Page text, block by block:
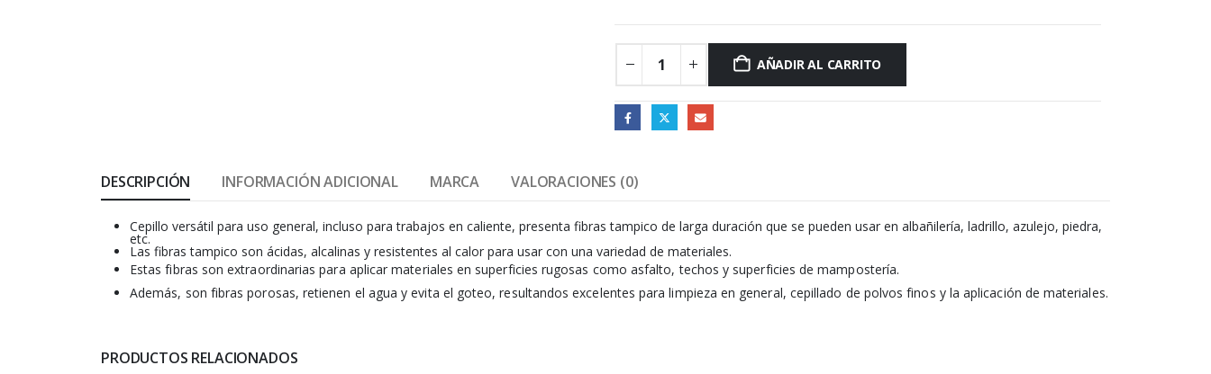
AÑADIR AL CARRITO
DESCRIPCIÓN INFORMACIÓN ADICIONAL MARCA VALORACIONES (0)
Cepillo versátil para uso general, incluso para trabajos en caliente, presenta fibras tampico de larga duración que se pueden usar en albañilería, ladrillo, azulejo, piedra,
etc.
Las fibras tampico son ácidas, alcalinas y resistentes al calor para usar con una variedad de materiales.
Estas fibras son extraordinarias para aplicar materiales en superficies rugosas como asfalto, techos y superficies de mampostería.
Además, son fibras porosas, retienen el agua y evita el goteo, resultandos excelentes para limpieza en general, cepillado de polvos finos y la aplicación de materiales.
PRODUCTOS RELACIONADOS